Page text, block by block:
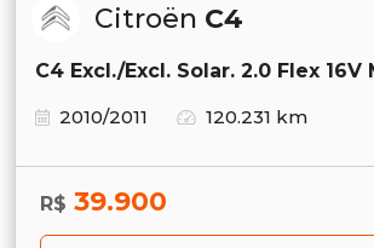
Citroën C4
C4 Excl./Excl. Solar. 2.0 Flex 16V
2010/2011
120.231 km
R$ 39.900